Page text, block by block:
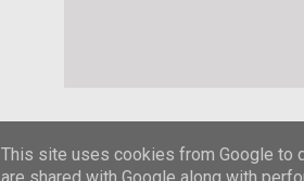
This site uses cookies from Google to